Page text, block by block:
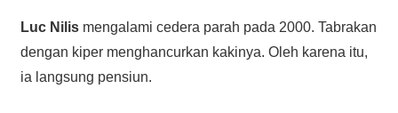
Luc Nilismengalami cedera parah pada 2000. Tabrakan
dengan kiper menghancurkan kakinya. Oleh karena itu,
ia langsung pensiun.